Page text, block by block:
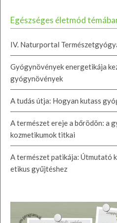
Egészséges életmód
IV. Naturportal
Gyógynövények energetikája
gyógynövények
A tudás útja: Hogyan kutass
A természet ereje a bőrödön: a
kozmetikumok titkai
A természet patikája: Útmutató
etikus gyűjtéshez